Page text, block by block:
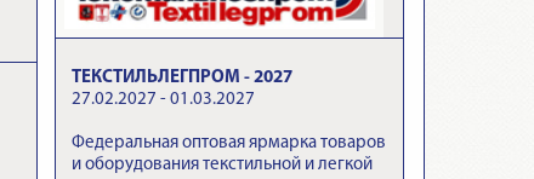
ТЕКСТИЛЬЛЕГПРОМ - 2027
27.02.2027 - 01.03.2027
Федеральная оптовая ярмарка товаров
и оборудования текстильной и легкой